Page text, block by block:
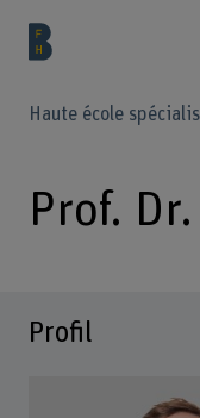
Haute école
Prof.
Profil